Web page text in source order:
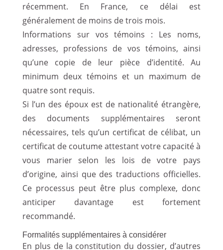
récemment. En France, ce délai est
généralement de moins de trois mois.
Informations sur vos témoins : Les noms,
adresses, professions de vos témoins, ainsi
qu’une copie de leur pièce d’identité. Au
minimum deux témoins et un maximum de
quatre sont requis.
Si l’un des époux est de nationalité étrangère,
des documents supplémentaires seront
nécessaires, tels qu’un certificat de célibat, un
certificat de coutume attestant votre capacité à
vous marier selon les lois de votre pays
d’origine, ainsi que des traductions officielles.
Ce processus peut être plus complexe, donc
anticiper davantage est fortement
recommandé.
Formalités supplémentaires à considérer
En plus de la constitution du dossier, d’autres